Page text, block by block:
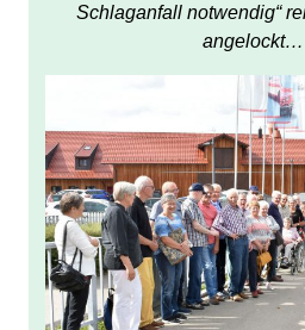
Schlaganfall notwendig“
angelockt…